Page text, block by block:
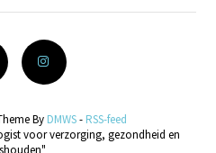
By DMWS- RSS-feed
voor verzorging, gezondheid en